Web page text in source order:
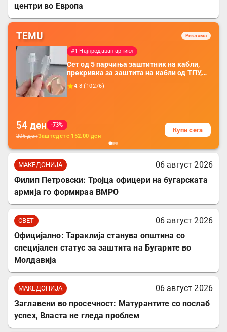
центри во Европа
TEMU Реклама
#1 Најпродаван артикл
Сет од 5 парчиња заштитник на кабли,
прекривка за заштита на кабли од ТПУ,
додатоци за заштита на кабли, без
батерија, за мобилни телефони, комплет
4.8 (10276)
54 ден
-73%
206денЗаштедете 152.00 ден
Купи сега
МАКЕДОНИЈА
06 август 2026
Филип Петровски: Тројца офицери на бугарската
армија го формираа ВМРО
СВЕТ
06 август 2026
Официјално: Тараклија станува општина со
специјален статус за заштита на Бугарите во
Молдавија
МАКЕДОНИЈА
06 август 2026
Заглавени во просечност: Матурантите со послаб
успех, Власта не гледа проблем